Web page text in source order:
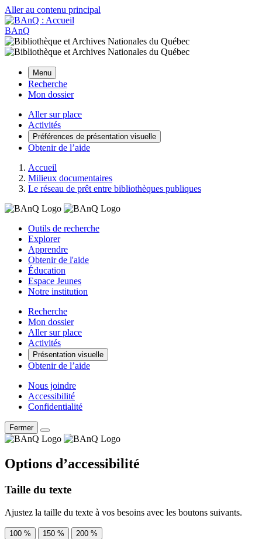
Aller au contenu principal
BAnQ
Menu
Recherche
Mon dossier
Aller sur place
Activités
Préférences de présentation visuelle
Obtenir de l’aide
Accueil
Milieux documentaires
Le réseau de prêt entre bibliothèques publiques
Outils de recherche
Explorer
Apprendre
Obtenir de l'aide
Éducation
Espace Jeunes
Notre institution
Recherche
Mon dossier
Aller sur place
Activités
Présentation visuelle
Obtenir de l’aide
Nous joindre
Accessibilité
Confidentialité
Fermer
Options d’accessibilité
Taille du texte
Ajustez la taille du texte à vos besoins avec les boutons suivants.
100 % 150 % 200 %